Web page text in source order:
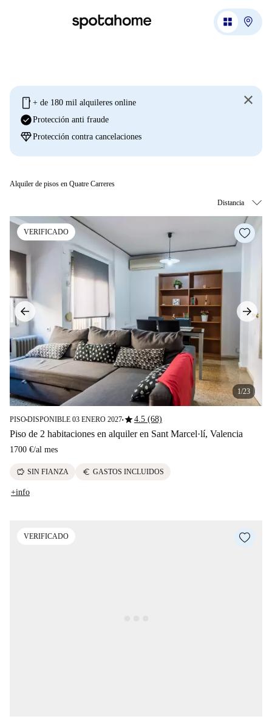
mobile + de 180 mil alquileres online
check_circleProtección anti fraude
diamondProtección contra cancelaciones
Alquiler de pisos en Quatre Carreres
VERIFICADO
1/23
PISO■DISPONIBLE 03 ENERO 2027■star4.5 (68)
Piso de 2 habitaciones en alquiler en Sant Marcel·lí, Valencia
1700 €/al mes
savings SIN FIANZA euro GASTOS INCLUIDOS
+info
VERIFICADO